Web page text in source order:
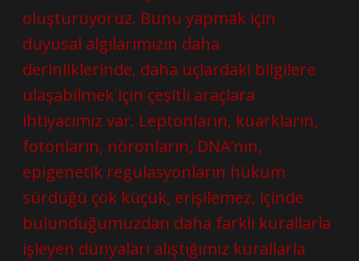
oluşturuyoruz. Bunu yapmak için
duyusal algılarımızın daha
derinliklerinde, daha uçlardaki bilgilere
ulaşabilmek için çeşitli araçlara
ihtiyacımız var. Leptonların, kuarkların,
fotonların, nöronların, DNA’nın,
epigenetik regülasyonların hüküm
sürdüğü çok küçük, erişilemez, içinde
bulunduğumuzdan daha farklı kurallarla
işleyen dünyaları alıştığımız kurallarla